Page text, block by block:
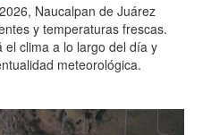
Naucalpan de Juárez
y temperaturas frescas.
el clima a lo largo del día y
meteorológica.